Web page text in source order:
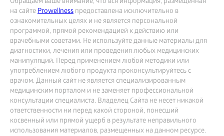
Обращаем ваше внимание, что вся информация, размещённая
на сайтеProwellness предоставлена исключительно в
ознакомительных целях и не является персональной
программой, прямой рекомендацией к действию или
врачебными советами. Не используйте данные материалы для
диагностики, лечения или проведения любых медицинских
манипуляций. Перед применением любой методики или
употреблением любого продукта проконсультируйтесь с
врачом. Данный сайт не является специализированным
медицинским порталом и не заменяет профессиональной
консультации специалиста. Владелец Сайта не несет никакой
ответственности ни перед какой стороной, понесший
косвенный или прямой ущерб в результате неправильного
использования материалов, размещенных на данном ресурсе.